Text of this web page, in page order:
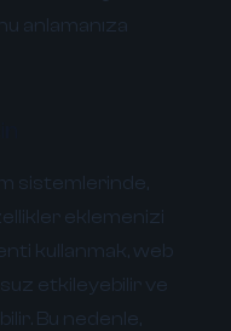
anlamanıza
sistemlerinde,
eklemenizi
kullanmak, web
etkileyebilir ve
Bu nedenle,